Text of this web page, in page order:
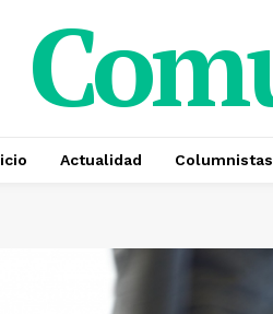
Actualidad Columnistas